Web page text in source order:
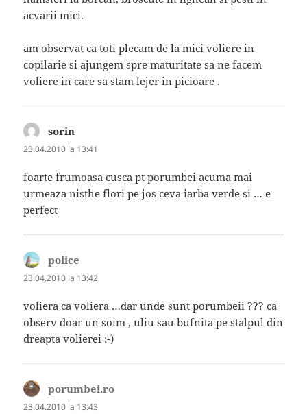
acvarii mici.
am observat ca toti plecam de la mici voliere in
copilarie si ajungem spre maturitate sa ne facem
voliere in care sa stam lejer in picioare .
sorin
23.04.2010 la 13:41
foarte frumoasa cusca pt porumbei acuma mai
urmeaza nisthe flori pe jos ceva iarba verde si … e
perfect
police
23.04.2010 la 13:42
voliera ca voliera …dar unde sunt porumbeii ??? ca
observ doar un soim , uliu sau bufnita pe stalpul din
dreapta volierei :-)
porumbei.ro
23.04.2010 la 13:43